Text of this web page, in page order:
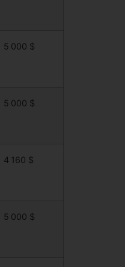
5 000 $
5 000 $
4 160 $
5 000 $